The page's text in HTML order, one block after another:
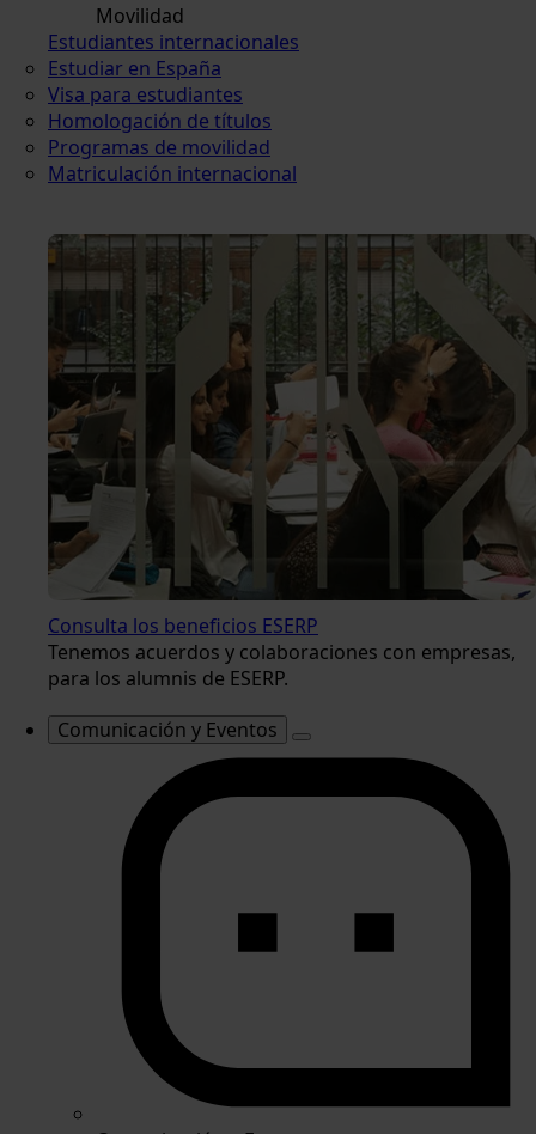
Movilidad
Estudiantes internacionales
Estudiar en España
Visa para estudiantes
Homologación de títulos
Programas de movilidad
Matriculación internacional
Consulta los beneficios ESERP
Tenemos acuerdos y colaboraciones con empresas,
para los alumnis de ESERP.
Comunicación y Eventos